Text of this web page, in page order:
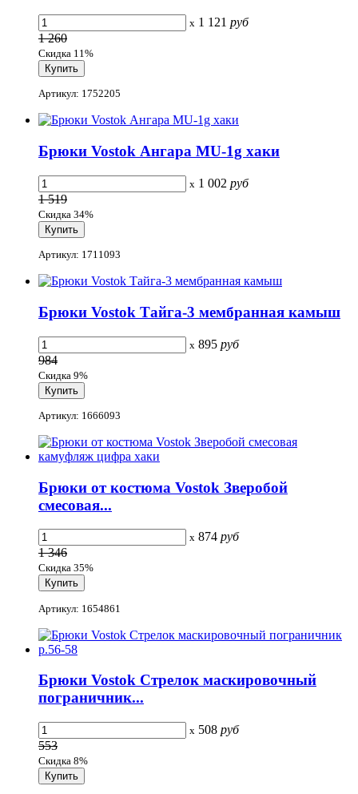
x 1 121 руб
1 260
Скидка 11%
Артикул: 1752205
Брюки Vostok Ангара MU-1g хаки
x 1 002 руб
1 519
Скидка 34%
Артикул: 1711093
Брюки Vostok Тайга-3 мембранная камыш
x 895 руб
984
Скидка 9%
Артикул: 1666093
Брюки от костюма Vostok Зверобой
смесовая...
x 874 руб
1 346
Скидка 35%
Артикул: 1654861
Брюки Vostok Стрелок маскировочный
пограничник...
x 508 руб
553
Скидка 8%